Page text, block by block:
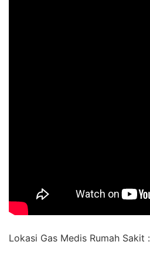
Lokasi Gas Medis Rumah Sakit :